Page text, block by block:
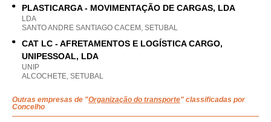
PLASTICARGA - MOVIMENTAÇÃO DE CARGAS, LDA
LDA
SANTO ANDRE SANTIAGO CACEM, SETUBAL
CAT LC - AFRETAMENTOS E LOGÍSTICA CARGO,
UNIPESSOAL, LDA
UNIP
ALCOCHETE, SETUBAL
Outras empresas de "Organização do transporte" classificadas por
Concelho